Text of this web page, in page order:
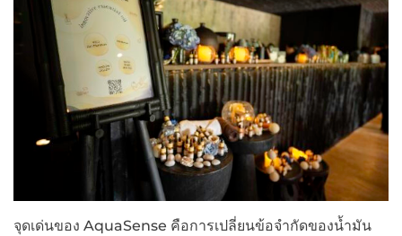
จุดเด่นของ AquaSense คือการเปลี่ยนข้อจำกัดของน้ำมัน